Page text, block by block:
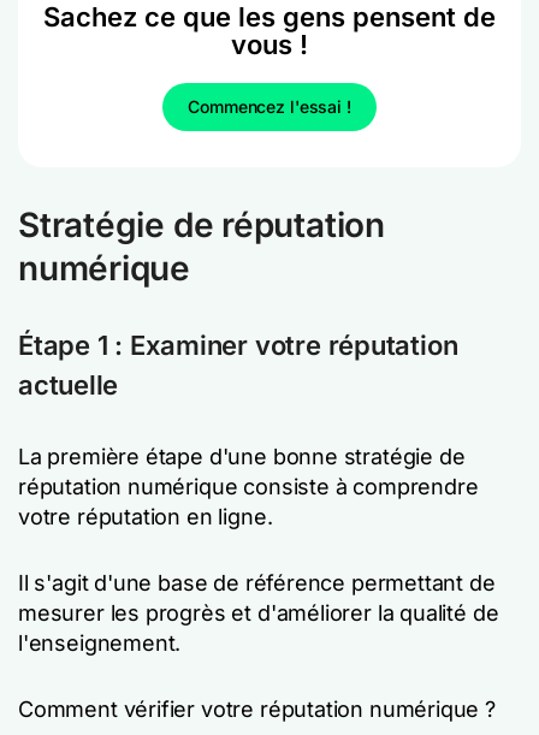
Sachez ce que les gens pensent de
vous !
Commencez l'essai !
Stratégie de réputation
numérique
Étape 1 : Examiner votre réputation
actuelle
La première étape d'une bonne stratégie de
réputation numérique consiste à comprendre
votre réputation en ligne.
Il s'agit d'une base de référence permettant de
mesurer les progrès et d'améliorer la qualité de
l'enseignement.
Comment vérifier votre réputation numérique ?